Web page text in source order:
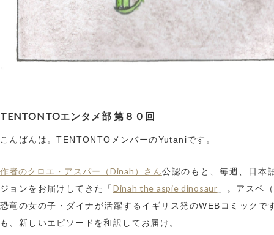
TENTONTOエンタメ部 第８０回
こんばんは。TENTONTOメンバーのYutaniです。
作者のクロエ・アスパー（Dinah）さん公認のもと、毎週、日本
ジョンをお届けしてきた「 Dinah the aspie dinosaur 」。アスペ（
恐竜の女の子・ダイナが活躍するイギリス発のWEBコミックで
も、新しいエピソードを和訳してお届け。